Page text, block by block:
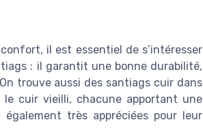
il est essentiel de s’intéresser
: il garantit une bonne durabilité,
trouve aussi des santiags cuir dans
cuir vieilli, chacune apportant une
très appréciées pour leur